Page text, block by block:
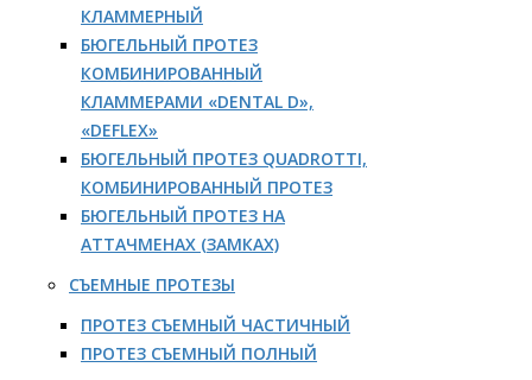
КЛАММЕРНЫЙ
БЮГЕЛЬНЫЙ ПРОТЕЗ
КОМБИНИРОВАННЫЙ
КЛАММЕРАМИ «DENTAL D»,
«DEFLEX»
БЮГЕЛЬНЫЙ ПРОТЕЗ QUADROTTI,
КОМБИНИРОВАННЫЙ ПРОТЕЗ
БЮГЕЛЬНЫЙ ПРОТЕЗ НА
АТТАЧМЕНАХ (ЗАМКАХ)
СЪЕМНЫЕ ПРОТЕЗЫ
ПРОТЕЗ СЪЕМНЫЙ ЧАСТИЧНЫЙ
ПРОТЕЗ СЪЕМНЫЙ ПОЛНЫЙ